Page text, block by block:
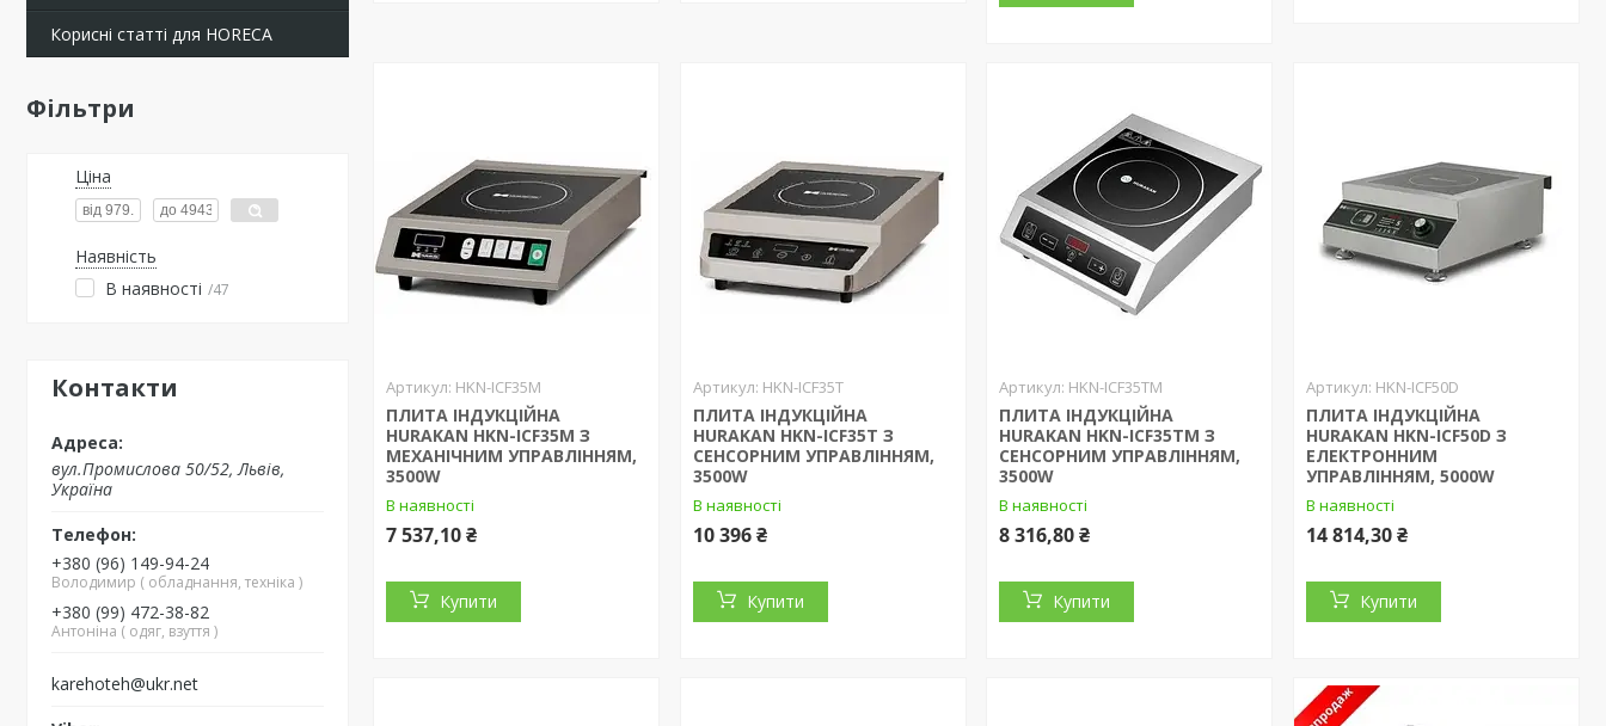
Корисні статті для HORECA
Фільтри
Ціна
Наявність
В наявності
47
Контакти
вул.Промислова 50/52, Львів,
Україна
+380 (96) 149-94-24
Володимир ( обладнання, техніка )
+380 (99) 472-38-82
Антоніна ( одяг, взуття )
karehoteh@ukr.net
HKN-ICF35M
ПЛИТА ІНДУКЦІЙНА
HURAKAN HKN-ICF35M З
МЕХАНІЧНИМ УПРАВЛІННЯМ,
3500W
В наявності
7 537,10 ₴
Купити
HKN-ICF35T
ПЛИТА ІНДУКЦІЙНА
HURAKAN HKN-ICF35T З
СЕНСОРНИМ УПРАВЛІННЯМ,
3500W
В наявності
10 396 ₴
Купити
HKN-ICF35TM
ПЛИТА ІНДУКЦІЙНА
HURAKAN HKN-ICF35TM З
СЕНСОРНИМ УПРАВЛІННЯМ,
3500W
В наявності
8 316,80 ₴
Купити
HKN-ICF50D
ПЛИТА ІНДУКЦІЙНА
HURAKAN HKN-ICF50D З
ЕЛЕКТРОННИМ
УПРАВЛІННЯМ, 5000W
В наявності
14 814,30 ₴
Купити